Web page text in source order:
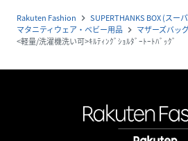
Rakuten Fashion navigate_next SUPERTHANKS BOX (スー
マタニティウェア・ベビー用品 navigate_next マザーズバッ
<軽量/洗濯機洗い可>ｷﾙﾃｨﾝｸﾞｼｮﾙﾀﾞｰﾄｰﾄﾊﾞｯｸﾞ